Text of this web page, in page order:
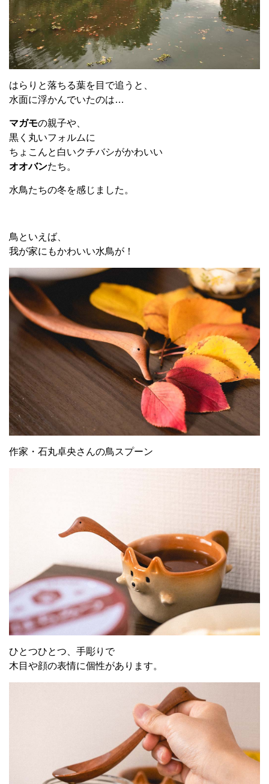
はらりと落ちる葉を目で追うと、
水面に浮かんでいたのは…
マガモの親子や、
黒く丸いフォルムに
ちょこんと白いクチバシがかわいい
オオバンたち。
水鳥たちの冬を感じました。
鳥といえば、
我が家にもかわいい水鳥が！
作家・石丸卓央さんの鳥スプーン
ひとつひとつ、手彫りで
木目や顔の表情に個性があります。